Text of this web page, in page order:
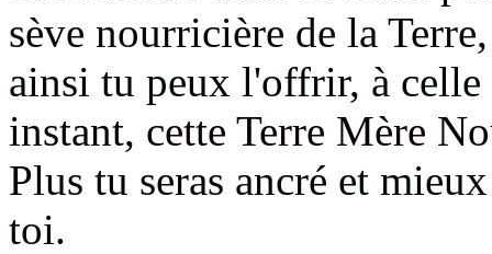
sève nourricière de la
ainsi tu peux l'offrir, à
instant, cette Terre Mère
Plus tu seras ancré et
toi.